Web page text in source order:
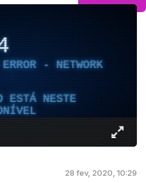
- NETWORK
ESTÁ NESTE
28 fev, 2020, 10:29